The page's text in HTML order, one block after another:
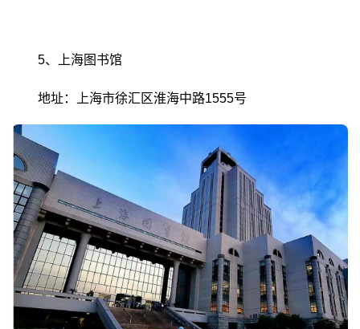
5、上海图书馆
地址：上海市徐汇区淮海中路1555号